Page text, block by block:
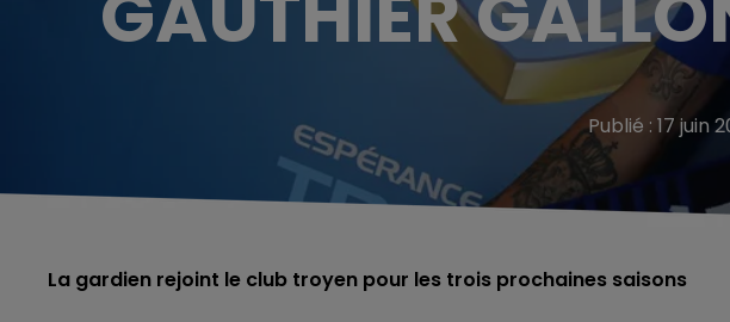
Publié : 17 juin
La gardien rejoint le club troyen pour les trois prochaines saisons